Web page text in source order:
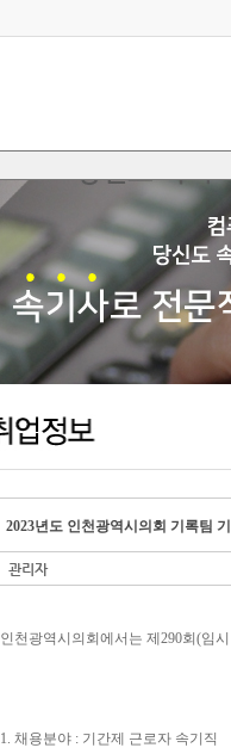
2023년도 인천광역시의회 기록팀
관리자
인천광역시의회에서는 제290회(임
1. 채용분야 : 기간제 근로자 속기직